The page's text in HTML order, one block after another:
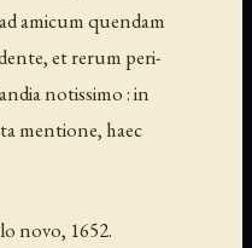
amicum quendam
et rerum peri-
notissimo : in
mentione, haec
novo, 1652.